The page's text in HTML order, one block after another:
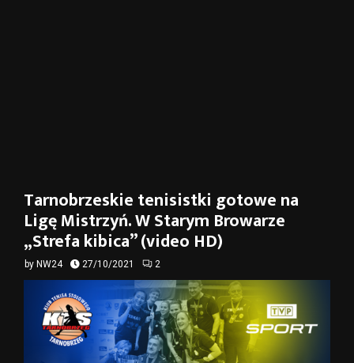
Tarnobrzeskie tenisistki gotowe na
Ligę Mistrzyń. W Starym Browarze
„Strefa kibica” (video HD)
by NW24 27/10/2021 2